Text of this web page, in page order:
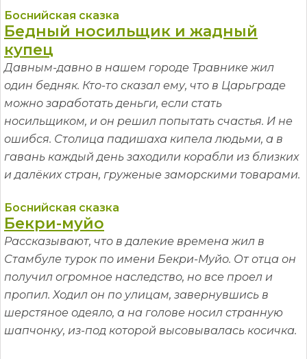
Боснийская сказка
Бедный носильщик и жадный
купец
Давным-давно в нашем городе Травнике жил
один бедняк. Кто-то сказал ему, что в Царьграде
можно заработать деньги, если стать
носильщиком, и он решил попытать счастья. И не
ошибся. Столица падишаха кипела людьми, а в
гавань каждый день заходили корабли из близких
и далёких стран, груженые заморскими товарами.
Боснийская сказка
Бекри-муйо
Рассказывают, что в далекие времена жил в
Стамбуле турок по имени Бекри-Муйо. От отца он
получил огромное наследство, но все проел и
пропил. Ходил он по улицам, завернувшись в
шерстяное одеяло, а на голове носил странную
шапчонку, из-под которой высовывалась косичка.